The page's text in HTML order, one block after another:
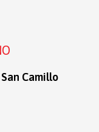
Camillo